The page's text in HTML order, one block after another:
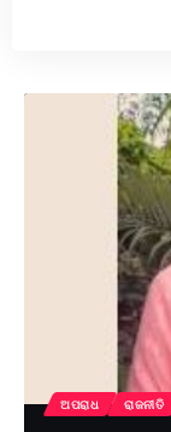
ଅପରାଧ ରାଜ୍ୟ